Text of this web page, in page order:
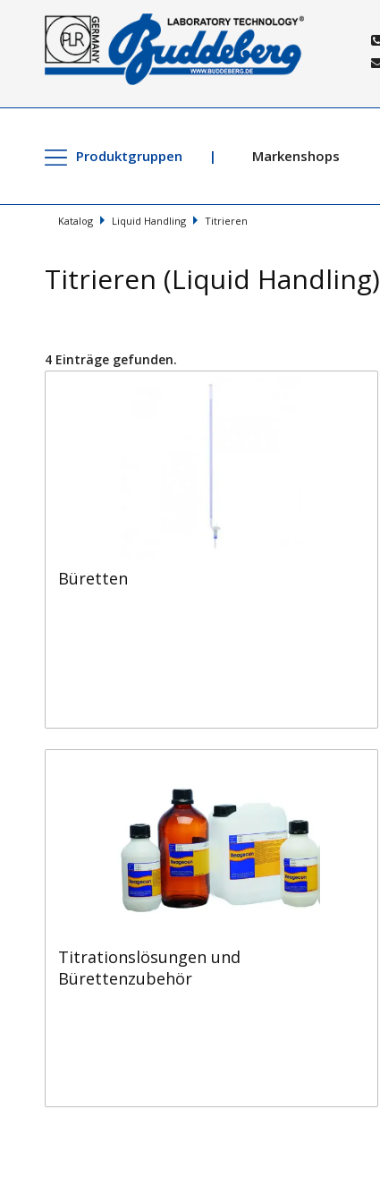
Produktgruppen Markenshops
Katalog Liquid Handling Titrieren
Titrieren (Liquid Handling)
4 Einträge gefunden.
Büretten
Titrationslösungen und
Bürettenzubehör